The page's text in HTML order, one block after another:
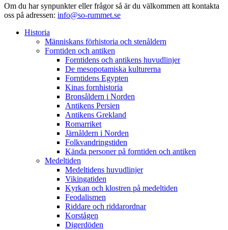
Om du har synpunkter eller frågor så är du välkommen att kontakta
oss på adressen: info@so-rummet.se
Historia
Människans förhistoria och stenåldern
Forntiden och antiken
Forntidens och antikens huvudlinjer
De mesopotamiska kulturerna
Forntidens Egypten
Kinas fornhistoria
Bronsåldern i Norden
Antikens Persien
Antikens Grekland
Romarriket
Järnåldern i Norden
Folkvandringstiden
Kända personer på forntiden och antiken
Medeltiden
Medeltidens huvudlinjer
Vikingatiden
Kyrkan och klostren på medeltiden
Feodalismen
Riddare och riddarordnar
Korstågen
Digerdöden